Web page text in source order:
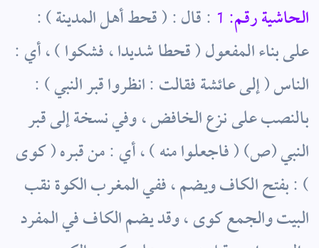
الحاشية رقم: 1 : قال : ( قحط أهل المدينة ) :
على بناء المفعول ( قحطا شديدا ، فشكوا ) ، أي :
الناس ( إلى عائشة فقالت : انظروا قبر النبي ) :
بالنصب على نزع الخافض ، وفي نسخة إلى قبر
النبي (ص) ( فاجعلوا منه ) ، أي : من قبره ( كوى
) : بفتح الكاف ويضم ، ففي المغرب الكوة نقب
البيت والجمع كوى ، وقد يضم الكاف في المفرد